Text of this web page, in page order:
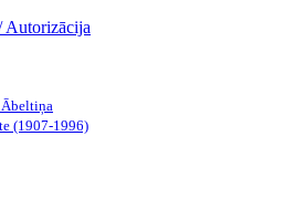
Autorizācija
Ābeltiņa
(1907-1996)